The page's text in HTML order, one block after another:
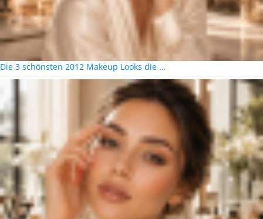
Die 3 schönsten 2012 Makeup Looks die …